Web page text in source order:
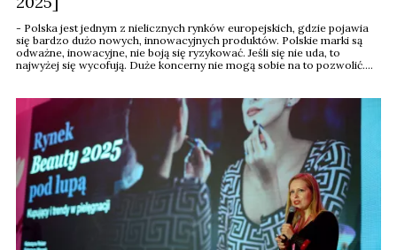
- Polska jest jednym z nielicznych rynków europejskich, gdzie pojawia
się bardzo dużo nowych, innowacyjnych produktów. Polskie marki są
odważne, inowacyjne, nie boją się ryzykować. Jeśli się nie uda, to
najwyżej się wycofują. Duże koncerny nie mogą sobie na to pozwolić.
Burdyńska, head of marketing w ...